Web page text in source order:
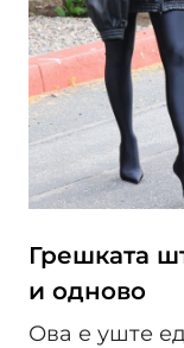
Грешката
и одново
Ова е уште